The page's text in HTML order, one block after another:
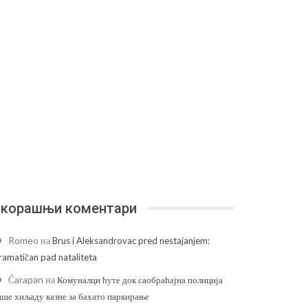
коментари
Romeo наBrus i Aleksandrovac pred nestajanjem:
pad nataliteta
Čarapan наКомуналци ћуте док саобраћајна полиција
хиљаду казне за бахато паркирање